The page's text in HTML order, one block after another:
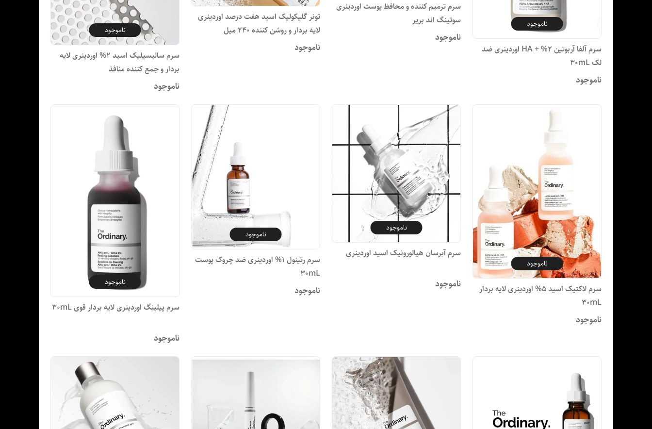
ناموجود
سرم آلفا آربوتین 2% + HA اوردینری ضد
لک 30mL
ناموجود
سرم ترمیم کننده و محافظ پوست اوردینری
سوتینگ اند بریر
ناموجود
تونر گلیکولیک اسید هفت درصد اوردینری
لایه بردار و روشن کننده ۲۴۰ میل
ناموجود
ناموجود
سرم سالیسیلیک اسید 2% اوردینری لایه
بردار و جمع کننده منافذ
ناموجود
ناموجود
سرم لاکتیک اسید 5% اوردینری لایه بردار
30mL
ناموجود
ناموجود
سرم آبرسان هیالورونیک اسید اوردینری
ناموجود
ناموجود
سرم رتینول 1% اوردینری ضد چروک پوست
30mL
ناموجود
ناموجود
سرم پیلینگ اوردینری لایه بردار قوی 30mL
ناموجود